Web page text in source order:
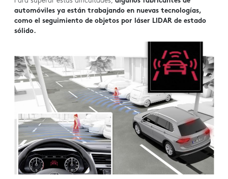
automóviles ya están trabajando en nuevas tecnologías,
como el seguimiento de objetos por láser LIDAR de estado
sólido.